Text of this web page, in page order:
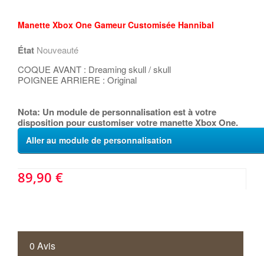
Manette Xbox One Gameur Customisée Hannibal
État Nouveauté
COQUE AVANT : Dreaming skull / skull
POIGNEE ARRIERE : Original
Nota: Un module de personnalisation est à votre
disposition pour customiser votre manette Xbox One.
Aller au module de personnalisation
89,90 €
0 Avis